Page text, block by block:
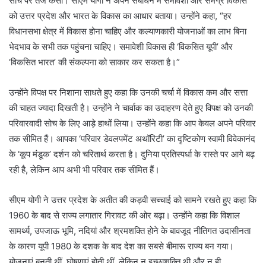
को उत्तर प्रदेश और भारत के विकास का आधार बताया। उन्होंने कहा, “हर
विधानसभा क्षेत्र में विकास होना चाहिए और कल्याणकारी योजनाओं का लाभ बिना
भेदभाव के सभी तक पहुंचना चाहिए। समावेशी विकास ही ‘विकसित यूपी’ और
‘विकसित भारत’ की संकल्पना को साकार कर सकता है।”
उन्होंने विपक्ष पर निशाना साधते हुए कहा कि उनकी चर्चा में विकास कम और सत्ता
की चाहत ज्यादा दिखती है। उन्होंने ने चार्वाक का उदाहरण देते हुए विपक्ष को उनकी
परिवारवादी सोच के लिए आड़े हाथों लिया। उन्होंने कहा कि आप केवल अपने परिवार
तक सीमित हैं। आपका ‘परिवार डेवलपमेंट अथॉरिटी’ का दृष्टिकोण स्वामी विवेकानंद
के ‘कूप मंडूक’ दर्शन को चरितार्थ करता है। दुनिया प्रतिस्पर्धा के रास्ते पर आगे बढ़
रही है, लेकिन आप अभी भी परिवार तक सीमित हैं।
सीएम योगी ने उत्तर प्रदेश के अतीत की कड़वी सच्चाई को सामने रखते हुए कहा कि
1960 के बाद से राज्य लगातार गिरावट की ओर बढ़ा। उन्होंने कहा कि विशाल
सामर्थ्य, उपजाऊ भूमि, नदियां और श्रमशक्ति होने के बावजूद नीतिगत उदासीनता
के कारण यूपी 1980 के दशक के बाद देश का सबसे बीमारू राज्य बन गया।